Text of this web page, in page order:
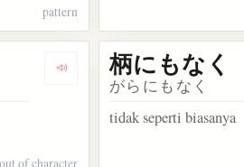
pattern
Dengarkan kosakata 柄にもない
out of character
柄にもなく
がらにもなく
tidak seperti biasanya